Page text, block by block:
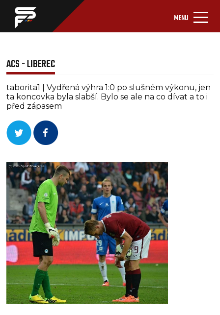
MENU
ACS - LIBEREC
taborita1 | Vydřená výhra 1:0 po slušném výkonu, jen
ta koncovka byla slabší. Bylo se ale na co dívat a to i
před zápasem